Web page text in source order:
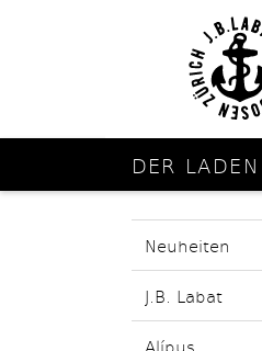
DER LADEN
Neuheiten
J.B. Labat
Alípus